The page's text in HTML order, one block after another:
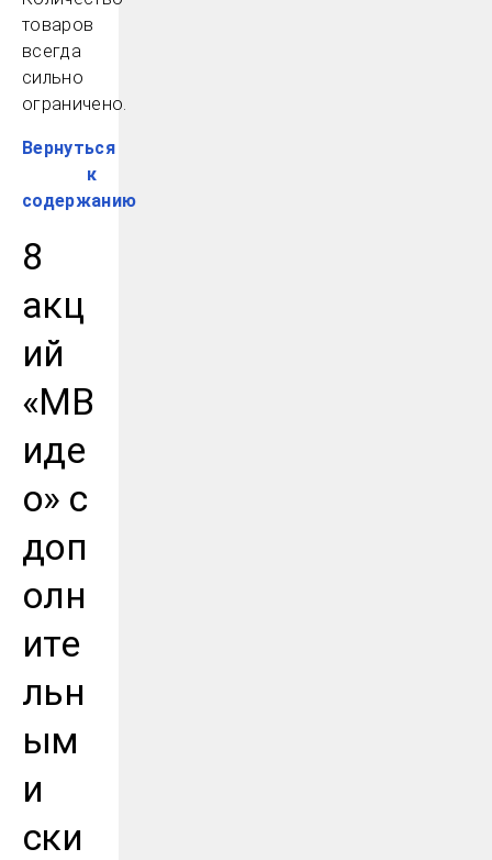
товаров
всегда
сильно
ограничено.
Вернуться
к
содержанию
8
акц
ий
«МВ
иде
о» с
доп
олн
ите
льн
ым
и
ски